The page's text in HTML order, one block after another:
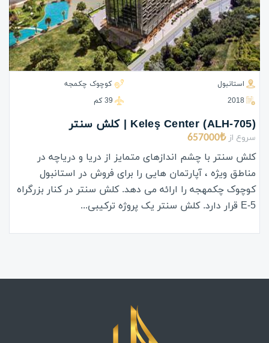
استانبول
کوچوک چکمجه
2018
39 كم
(ALH-705) Keleş Center | کلش سنتر
سروع از 657000₺
کلش سنتر با چشم اندازهای متمایز از دریا و دریاچه در
مناطق ویژه ، آپارتمان هایی را برای فروش در استانبول
کوچوک چکمهجه را ارائه می دهد. کلش سنتر در کنار بزرگراه
E-5 قرار دارد. کلش سنتر یک پروژه ترکیبی...